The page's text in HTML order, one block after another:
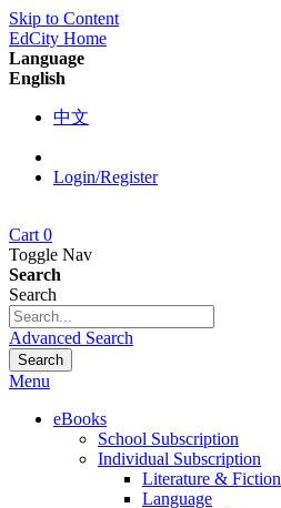
Skip to Content
EdCity Home
Language
English
中文
Login/Register
Cart 0
Toggle Nav
Search
Search
Advanced Search
Search
Menu
eBooks
School Subscription
Individual Subscription
Literature & Fiction
Language